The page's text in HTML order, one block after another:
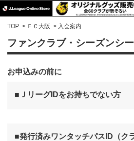
TOP ＦＣ大阪 入会案内
ファンクラブ・シーズンシ
お申込みの前に
■ＪリーグIDをお持ちでない方
■発行済みワンタッチパスID（ク